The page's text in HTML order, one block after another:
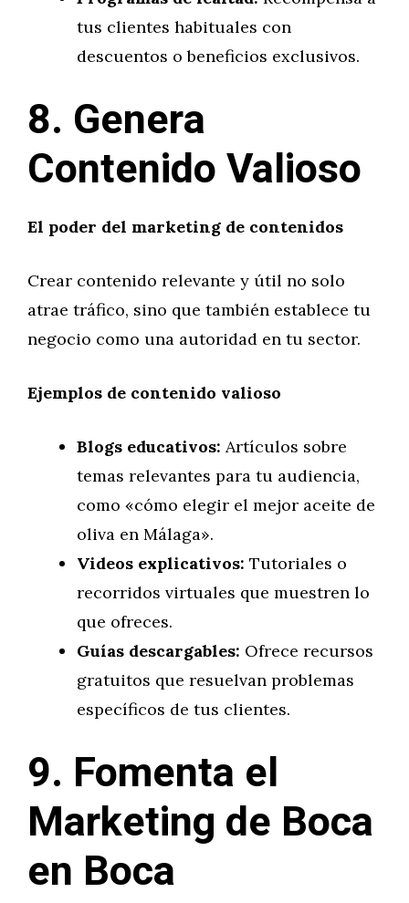
tus clientes habituales con
descuentos o beneficios exclusivos.
8. Genera
Contenido Valioso
El poder del marketing de contenidos
Crear contenido relevante y útil no solo
atrae tráfico, sino que también establece tu
negocio como una autoridad en tu sector.
Ejemplos de contenido valioso
Blogs educativos: Artículos sobre
temas relevantes para tu audiencia,
como «cómo elegir el mejor aceite de
oliva en Málaga».
Videos explicativos: Tutoriales o
recorridos virtuales que muestren lo
que ofreces.
Guías descargables: Ofrece recursos
gratuitos que resuelvan problemas
específicos de tus clientes.
9. Fomenta el
Marketing de Boca
en Boca